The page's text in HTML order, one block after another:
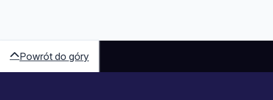
Powrót do góry